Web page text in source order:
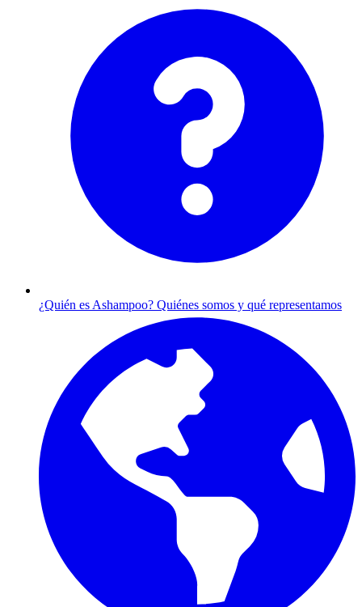
¿Quién es Ashampoo? Quiénes somos y qué representamos